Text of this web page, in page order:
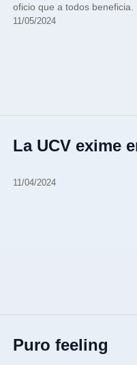
oficio que a todos beneficia.
11/05/2024
La UCV exime
11/04/2024
Puro feeling